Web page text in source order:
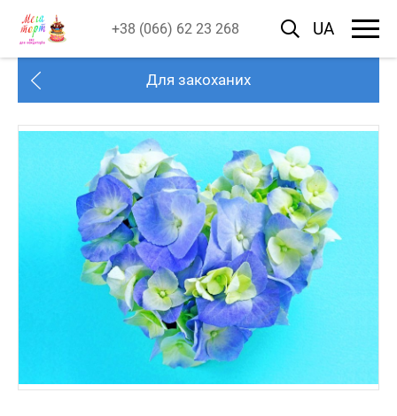
+38 (066) 62 23 268 UA
Для закоханих